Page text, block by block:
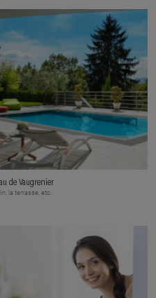
de Vaugrenier
la terrasse, etc.